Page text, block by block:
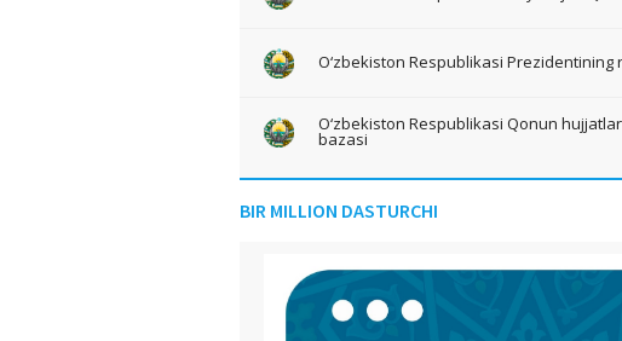
O‘zbekiston Respublikasi Prezidentining
O‘zbekiston Respublikasi Qonun
bazasi
BIR MILLION DASTURCHI